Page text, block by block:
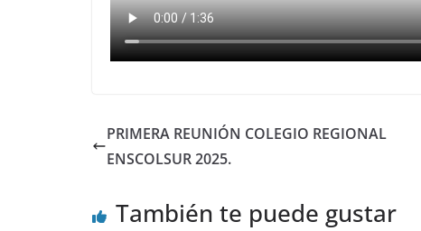
PRIMERA REUNIÓN COLEGIO REGIONAL
ENSCOLSUR 2025.
También te puede gustar